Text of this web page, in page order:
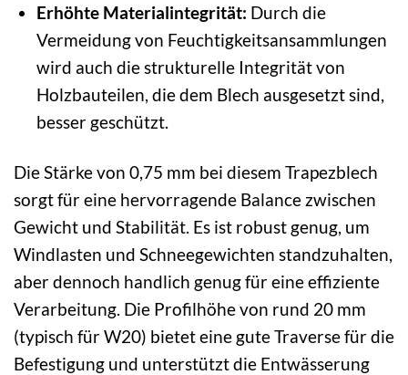
Erhöhte Materialintegrität: Durch die
Vermeidung von Feuchtigkeitsansammlungen
wird auch die strukturelle Integrität von
Holzbauteilen, die dem Blech ausgesetzt sind,
besser geschützt.
Die Stärke von 0,75 mm bei diesem Trapezblech
sorgt für eine hervorragende Balance zwischen
Gewicht und Stabilität. Es ist robust genug, um
Windlasten und Schneegewichten standzuhalten,
aber dennoch handlich genug für eine effiziente
Verarbeitung. Die Profilhöhe von rund 20 mm
(typisch für W20) bietet eine gute Traverse für die
Befestigung und unterstützt die Entwässerung